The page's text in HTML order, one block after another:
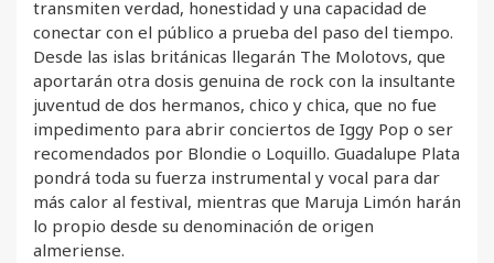
transmiten verdad, honestidad y una capacidad de
conectar con el público a prueba del paso del tiempo.
Desde las islas británicas llegarán The Molotovs, que
aportarán otra dosis genuina de rock con la insultante
juventud de dos hermanos, chico y chica, que no fue
impedimento para abrir conciertos de Iggy Pop o ser
recomendados por Blondie o Loquillo. Guadalupe Plata
pondrá toda su fuerza instrumental y vocal para dar
más calor al festival, mientras que Maruja Limón harán
lo propio desde su denominación de origen
almeriense.